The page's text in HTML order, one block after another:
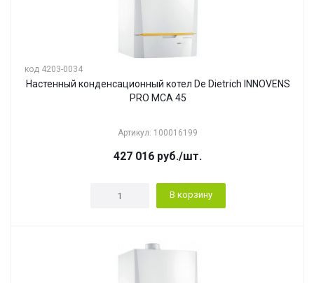
код 4203-0034
Настенный конденсационный котел De Dietrich INNOVENS
PRO MCA 45
Артикул: 100016199
427 016 руб./шт.
В корзину